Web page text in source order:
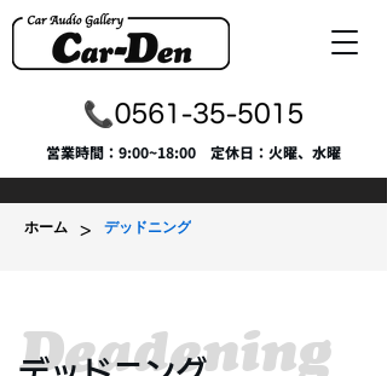
​営業時間：9:00~18:00 定休日：火曜、水曜
ホーム > デッドニング
Deadening